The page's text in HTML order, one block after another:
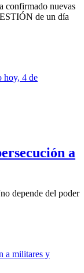
confirmado nuevas
de un día
a
depende del poder